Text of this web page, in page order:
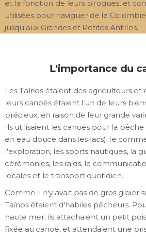
et la fonction de leurs pirogues, et
utilisées pour naviguer de la
jusqu'aux Grandes et Petites Antilles.
L'importance du
Les Taínos étaient des agriculteurs et
leurs canoës étaient l'un de leurs
précieux, en raison de leur grande
Ils utilisaient les canoës pour la
en eau douce dans les lacs), le
l'exploration, les sports nautiques, la
cérémonies, les raids, la
locales et le transport quotidien.
Comme il n'y avait pas de gros gibier
Taínos étaient d'habiles pêcheurs.
haute mer, ils attachaient un petit
fixée au canoë, et attendaient une